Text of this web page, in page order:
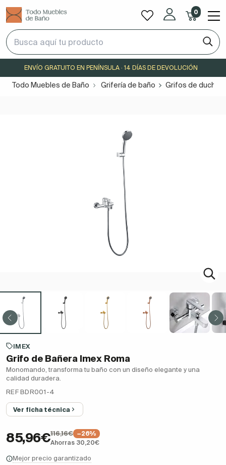
0
ENVÍO GRATUITO EN PENÍNSULA · 14 DÍAS DE DEVOLUCIÓN
Todo Muebles de Baño Grifería de baño Grifos de ducha y
IMEX
Grifo de Bañera Imex Roma
Monomando, transforma tu baño con un diseño elegante y una
calidad duradera.
REF BDR001-4
Ver ficha técnica
85,96€116,16€
−26%
Ahorras 30,20€
Mejor precio garantizado